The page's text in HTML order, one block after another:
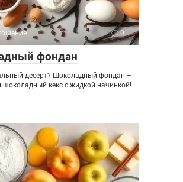
0
фондан
десерт? Шоколадный фондан –
шоколадный кекс с жидкой начинкой!